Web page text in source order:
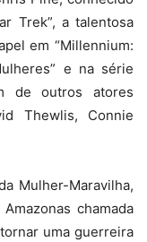
Trek”, a talentosa
em “Millennium:
e na série
de outros atores
Thewlis, Connie
Mulher-Maravilha,
chamada
uma guerreira